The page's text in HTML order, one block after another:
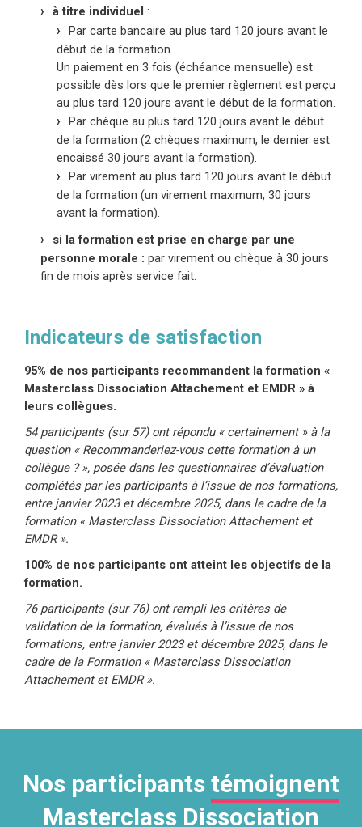
à titre individuel :
Par carte bancaire au plus tard 120 jours avant le
début de la formation.
Un paiement en 3 fois (échéance mensuelle) est
possible dès lors que le premier règlement est perçu
au plus tard 120 jours avant le début de la formation.
Par chèque au plus tard 120 jours avant le début
de la formation (2 chèques maximum, le dernier est
encaissé 30 jours avant la formation).
Par virement au plus tard 120 jours avant le début
de la formation (un virement maximum, 30 jours
avant la formation).
si la formation est prise en charge par une
personne morale : par virement ou chèque à 30 jours
fin de mois après service fait.
Indicateurs de satisfaction
95% de nos participants recommandent la formation «
Masterclass Dissociation Attachement et EMDR » à
leurs collègues.
54 participants (sur 57) ont répondu « certainement » à la
question « Recommanderiez-vous cette formation à un
collègue ? », posée dans les questionnaires d’évaluation
complétés par les participants à l’issue de nos formations,
entre janvier 2023 et décembre 2025, dans le cadre de la
formation « Masterclass Dissociation Attachement et
EMDR ».
100% de nos participants ont atteint les objectifs de la
formation.
76 participants (sur 76) ont rempli les critères de
validation de la formation, évalués à l’issue de nos
formations, entre janvier 2023 et décembre 2025, dans le
cadre de la Formation « Masterclass Dissociation
Attachement et EMDR ».
Nos participants témoignent
Masterclass Dissociation